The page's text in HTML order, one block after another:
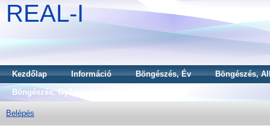
REAL-I
Kezdőlap Információ Böngészés, Év
Böngészés,
Böngészés, Gyűjtemény
Belépés